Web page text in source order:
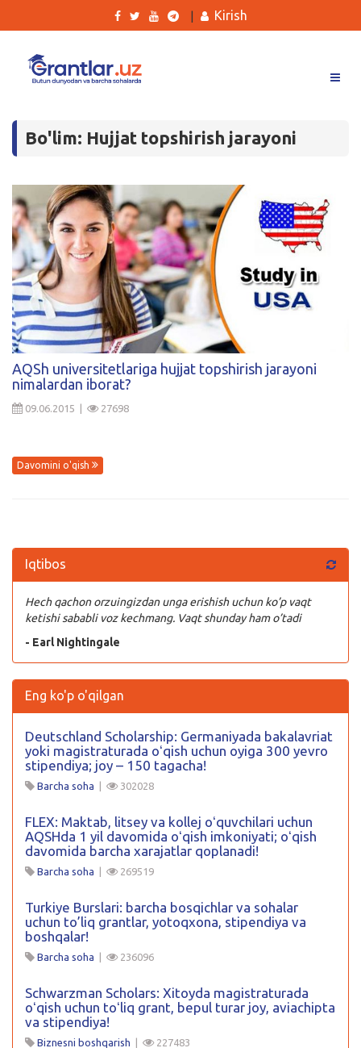
Tanlovlar
Kurslar
Blog
Yana
Qidirish
Kirish
Kirish
Bo'lim: Hujjat topshirish jarayoni
AQSh universitetlariga hujjat topshirish jarayoni
nimalardan iborat?
09.06.2015 | 27698
Davomini o'qish
Iqtibos
Hech qachon orzuingizdan unga erishish uchun ko’p vaqt
ketishi sababli voz kechmang. Vaqt shunday ham o’tadi
- Earl Nightingale
Eng ko'p o'qilgan
Deutschland Scholarship: Germaniyada bakalavriat
yoki magistraturada oʻqish uchun oyiga 300 yevro
stipendiya; joy – 150 tagacha!
Barcha soha 302028
FLEX: Maktab, litsey va kollej oʻquvchilari uchun
AQSHda 1 yil davomida oʻqish imkoniyati; oʻqish
davomida barcha xarajatlar qoplanadi!
Barcha soha 269519
Turkiye Burslari: barcha bosqichlar va sohalar
uchun to’liq grantlar, yotoqxona, stipendiya va
boshqalar!
Barcha soha 236096
Schwarzman Scholars: Xitoyda magistraturada
oʻqish uchun toʻliq grant, bepul turar joy, aviachipta
va stipendiya!
Biznesni boshqarish 227483